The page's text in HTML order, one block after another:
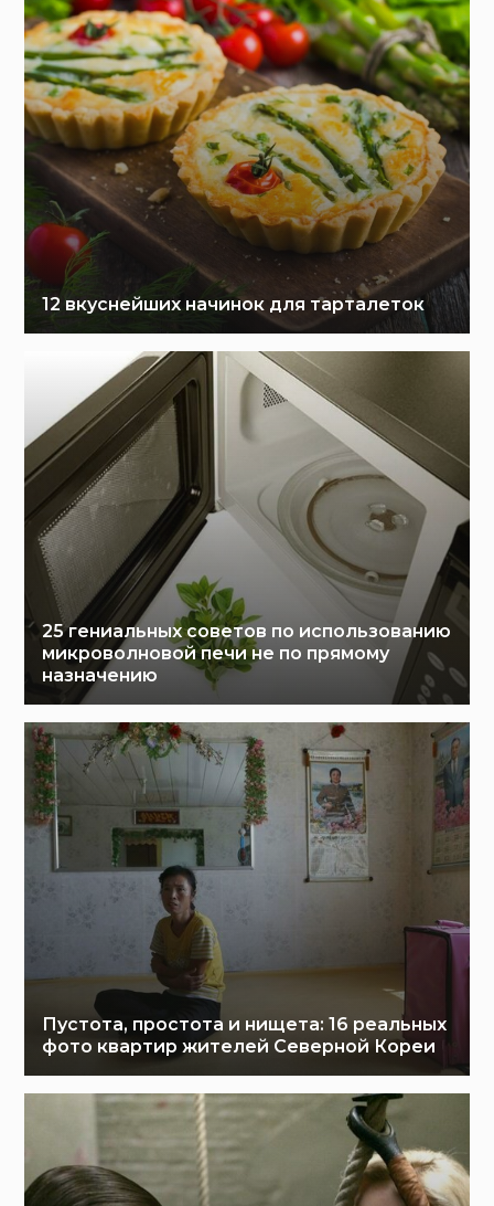
12 вкуснейших начинок для тарталеток
25 гениальных советов по использованию
микроволновой печи не по прямому
назначению
Пустота, простота и нищета: 16 реальных
фото квартир жителей Северной Кореи